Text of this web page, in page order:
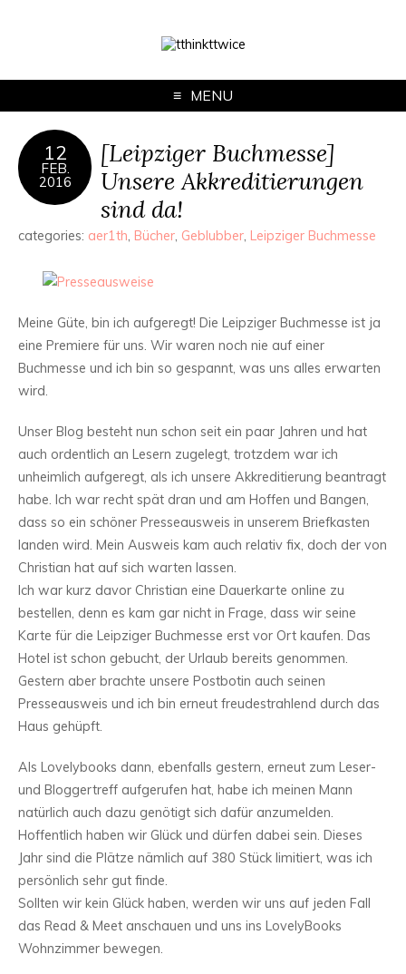
MENU
12
FEB.
2016
[Leipziger Buchmesse]
Unsere Akkreditierungen
sind da!
categories: aer1th, Bücher, Geblubber, Leipziger Buchmesse
Meine Güte, bin ich aufgeregt! Die Leipziger Buchmesse ist ja
eine Premiere für uns. Wir waren noch nie auf einer
Buchmesse und ich bin so gespannt, was uns alles erwarten
wird.
Unser Blog besteht nun schon seit ein paar Jahren und hat
auch ordentlich an Lesern zugelegt, trotzdem war ich
unheimlich aufgeregt, als ich unsere Akkreditierung beantragt
habe. Ich war recht spät dran und am Hoffen und Bangen,
dass so ein schöner Presseausweis in unserem Briefkasten
landen wird. Mein Ausweis kam auch relativ fix, doch der von
Christian hat auf sich warten lassen.
Ich war kurz davor Christian eine Dauerkarte online zu
bestellen, denn es kam gar nicht in Frage, dass wir seine
Karte für die Leipziger Buchmesse erst vor Ort kaufen. Das
Hotel ist schon gebucht, der Urlaub bereits genommen.
Gestern aber brachte unsere Postbotin auch seinen
Presseausweis und ich bin erneut freudestrahlend durch das
Haus gehüpft.
Als Lovelybooks dann, ebenfalls gestern, erneut zum Leser-
und Bloggertreff aufgerufen hat, habe ich meinen Mann
natürlich auch dazu genötigt sich dafür anzumelden.
Hoffentlich haben wir Glück und dürfen dabei sein. Dieses
Jahr sind die Plätze nämlich auf 380 Stück limitiert, was ich
persönlich sehr gut finde.
Sollten wir kein Glück haben, werden wir uns auf jeden Fall
das Read & Meet anschauen und uns ins LovelyBooks
Wohnzimmer bewegen.